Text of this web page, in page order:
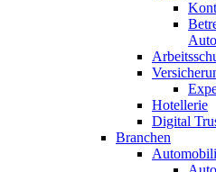
Hotellerie
Digital
Branchen